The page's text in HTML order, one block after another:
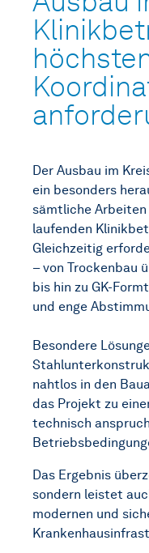
Der Ausbau im
ein besonders
sämtliche
laufenden
Gleichzeitig
– von Trockenbau
bis hin zu GK-
und enge
Besondere
nahtlos in den
das Projekt zu
technisch
Das Ergebnis
sondern leistet
modernen und